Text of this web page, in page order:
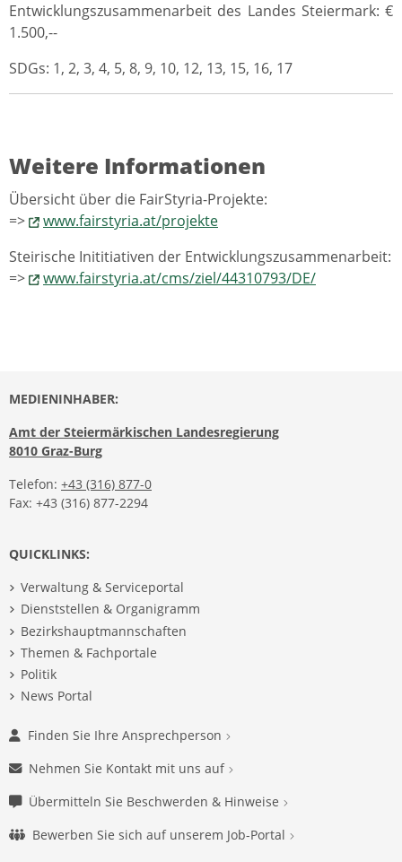
Entwicklungszusammenarbeit des Landes Steiermark: €
1.500,--
SDGs: 1, 2, 3, 4, 5, 8, 9, 10, 12, 13, 15, 16, 17
Weitere Informationen
Übersicht über die FairStyria-Projekte:
=>
www.fairstyria.at/projekte
Steirische Inititiativen der Entwicklungszusammenarbeit:
=>
www.fairstyria.at/cms/ziel/44310793/DE/
MEDIENINHABER:
Amt der Steiermärkischen Landesregierung
8010 Graz-Burg
Telefon: +43 (316) 877-0
Fax: +43 (316) 877-2294
QUICKLINKS:
Verwaltung & Serviceportal
Dienststellen & Organigramm
Bezirkshauptmannschaften
Themen & Fachportale
Politik
News Portal
Finden Sie Ihre Ansprechperson
Nehmen Sie Kontakt mit uns auf
Übermitteln Sie Beschwerden & Hinweise
Bewerben Sie sich auf unserem Job-Portal